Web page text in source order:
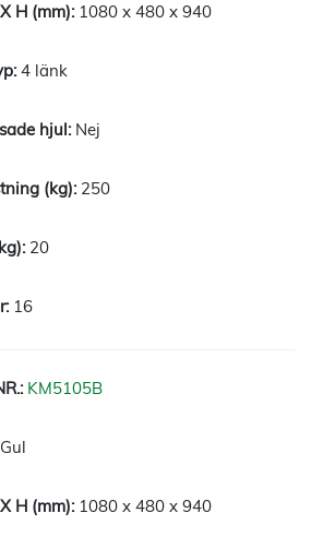
1080 x 480 x 940
4 länk
Nej
250
20
16
KM5105B
Gul
1080 x 480 x 940